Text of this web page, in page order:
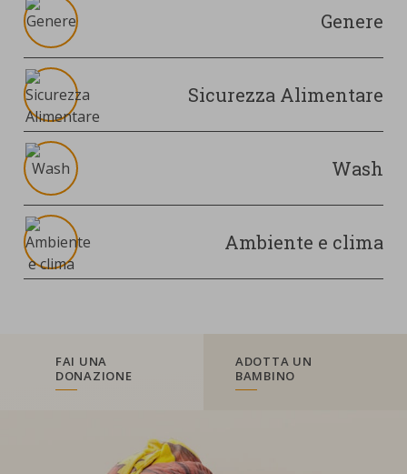
Genere
Sicurezza Alimentare
Wash
Ambiente e clima
FAI UNA
DONAZIONE
ADOTTA UN
BAMBINO